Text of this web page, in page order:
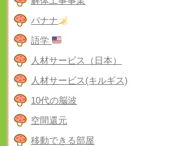
バナナ
語学
人材サービス（日本）
人材サービス(キルギス)
10代の脳波
空間還元
移動できる部屋